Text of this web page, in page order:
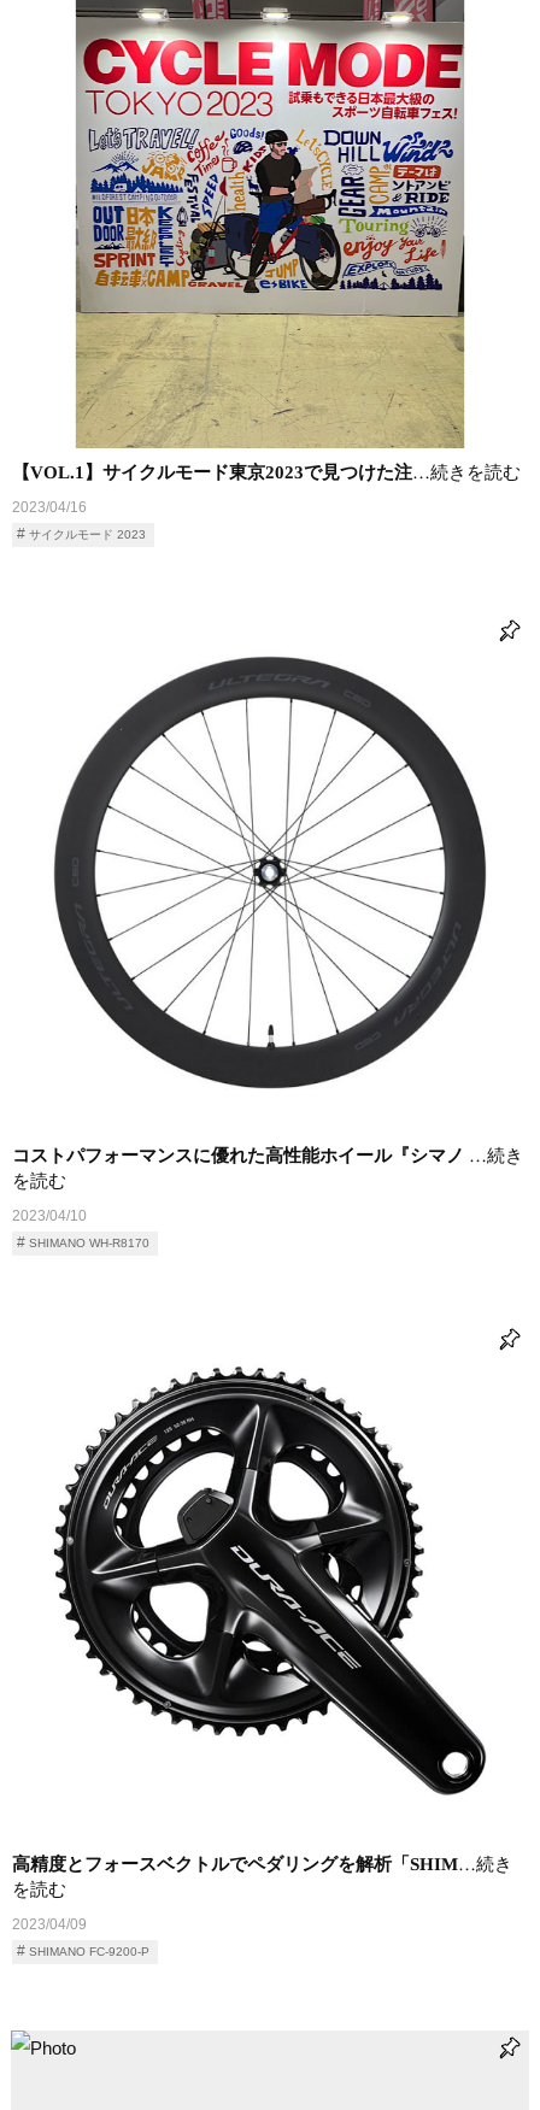
【VOL.1】サイクルモード東京2023で見つけた注…続きを読む
2023/04/16
サイクルモード 2023
コストパフォーマンスに優れた高性能ホイール『シマノ …続き
を読む
2023/04/10
SHIMANO WH-R8170
高精度とフォースベクトルでペダリングを解析「SHIM…続き
を読む
2023/04/09
SHIMANO FC-9200-P